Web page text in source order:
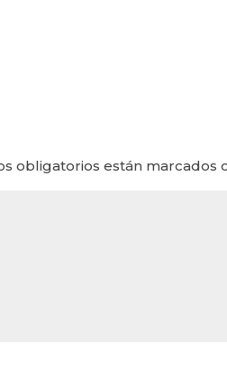
obligatorios están marcados